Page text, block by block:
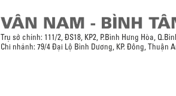
Trụ sở chính: 111/2, ĐS18, KP2, P.Bình Hưng Hòa,
Chi nhánh: 79/4 Đại Lộ Bình Dương, KP. Đông, Thuận